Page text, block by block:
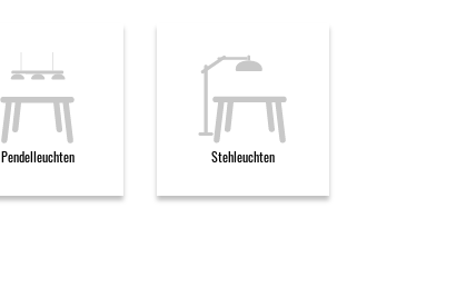
Pendelleuchten Stehleuchten